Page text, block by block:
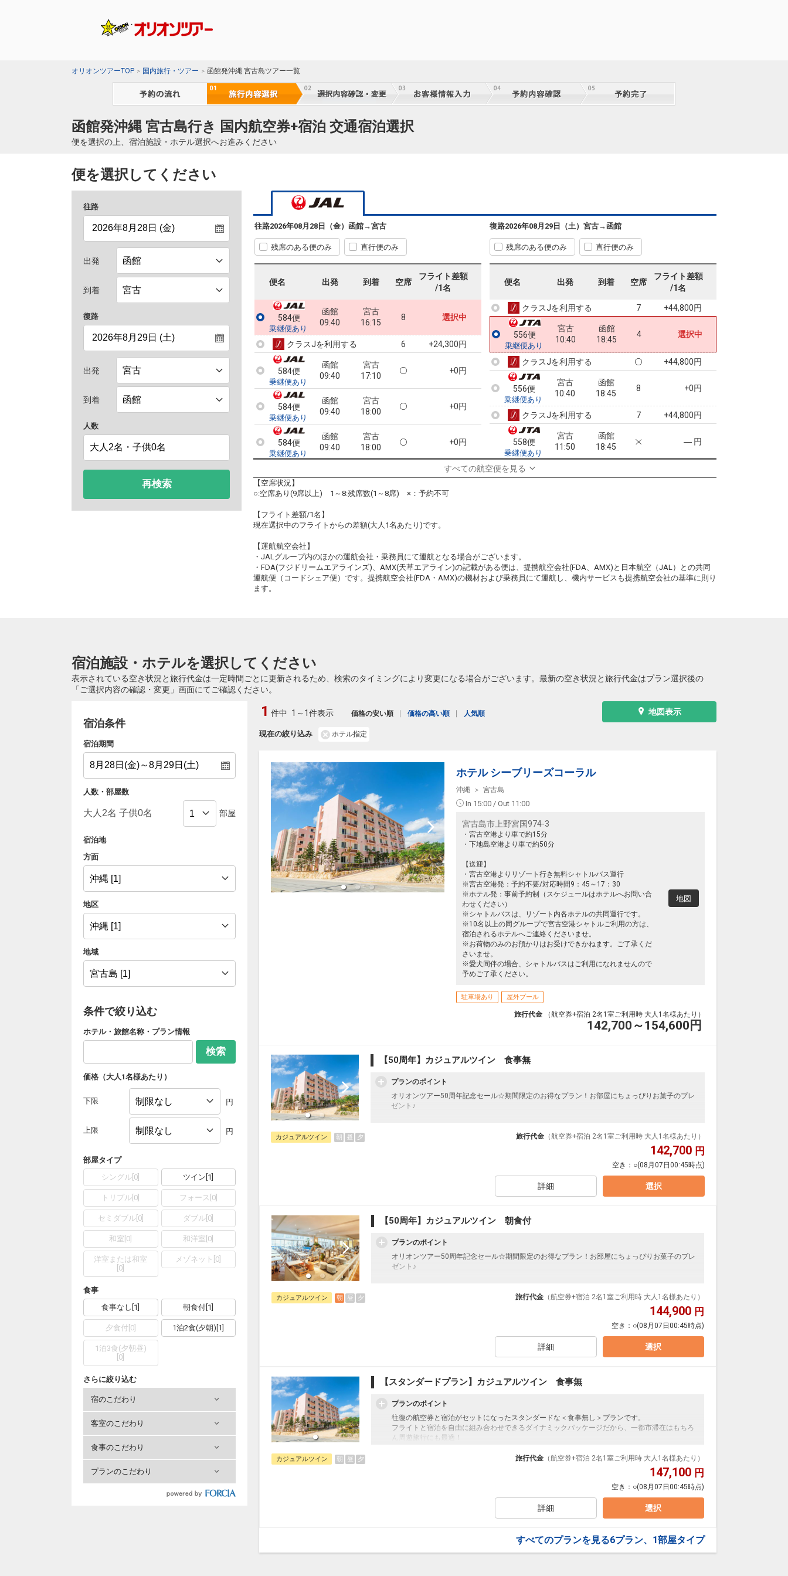
オリオンツアーTOP 国内旅行・ツアー 函館発沖縄 宮古島ツアー一覧
函館発沖縄 宮古島行き 国内航空券+宿泊 交通宿泊選択
便を選択の上、宿泊施設・ホテル選択へお進みください
便を選択してください
往路
出発
到着
復路
出発
到着
人数
再検索
往路2026年08月28日（金） 函館→宮古
残席のある便のみ 直行便のみ
便名 出発 到着 空席
フライト差額
/1名
584便
乗継便あり
函館
09:40
宮古
16:15
8 選択中
クラスJを利用する 6 +24,300円
584便
乗継便あり
函館
09:40
宮古
17:10
+0円
584便
乗継便あり
函館
09:40
宮古
18:00
+0円
584便
乗継便あり
函館
09:40
宮古
18:00
+0円
584便
乗継便あり
+1,100円
584便
乗継便あり
09:40
18:50
クラスJを利用する
復路2026年08月29日（土） 宮古→函館
残席のある便のみ 直行便のみ
便名 出発 到着 空席
フライト差額
/1名
クラスJを利用する 8
552便
乗継便あり
宮古
08:50
函館
18:45
クラスJを利用する 4
556便
10:40
函館
18:45
― 円
クラスJを利用する 7 +44,800円
556便
乗継便あり
宮古
10:40
函館
18:45
4 選択中
クラスJを利用する +44,800円
556便
乗継便あり
宮古
10:40
函館
18:45
8 +0円
クラスJを利用する 7 +44,800円
558便
乗継便あり
宮古
11:50
函館
18:45
― 円
クラスJを利用する
すべての航空便を見る
【空席状況】
○:空席あり(9席以上) 1～8:残席数(1～8席) ×：予約不可
【フライト差額/1名】
現在選択中のフライトからの差額(大人1名あたり)です。
【運航航空会社】
・JALグループ内のほかの運航会社・乗務員にて運航となる場合がございます。
・FDA(フジドリームエアラインズ)、AMX(天草エアライン)の記載がある便は、提携航空会社(FDA、AMX)と日本航空（JAL）との共同
運航便（コードシェア便）です。提携航空会社(FDA・AMX)の機材および乗務員にて運航し、機内サービスも提携航空会社の基準に則り
ます。
宿泊施設・ホテルを選択してください
表示されている空き状況と旅行代金は一定時間ごとに更新されるため、検索のタイミングにより変更になる場合がございます。最新の空き状況と旅行代金はプラン選択後の
「ご選択内容の確認・変更」画面にてご確認ください。
宿泊条件
宿泊期間
人数・部屋数
部屋
宿泊地
方面
地区
地域
条件で絞り込む
ホテル・旅館名称・プラン情報
検索
価格（大人1名様あたり）
下限 円
上限 円
部屋タイプ
シングル 0 ツイン 1
トリプル 0 フォース 0]
セミダブル[ 0] ダブル 0
和室 0 和洋室 0
洋室または和室
0
メゾネット 0
食事
食事なし 1 朝食付 1
夕食付 0] 1泊2食(夕朝) 1
1泊3食(夕朝昼)
0
さらに絞り込む
宿のこだわり
客室のこだわり
食事のこだわり
プランのこだわり
地図表示
現在の絞り込み ホテル指定
1 件中 1～1件表示 価格の安い順 価格の高い順 人気順
ホテル シーブリーズコーラル
沖縄 宮古島
In 15:00 / Out 11:00
宮古島市上野宮国974-3
・宮古空港より車で約15分
・下地島空港より車で約50分
【送迎】
・宮古空港よりリゾート行き無料シャトルバス運行
※宮古空港発：予約不要/対応時間9：45～17：30
※ホテル発：事前予約制（スケジュールはホテルへお問い合
わせください）
※シャトルバスは、リゾート内各ホテルの共同運行です。
※10名以上の同グループで宮古空港シャトルご利用の方は、
宿泊されるホテルへご連絡くださいませ。
※お荷物のみのお預かりはお受けできかねます。ご了承くだ
さいませ。
※愛犬同伴の場合、シャトルバスはご利用になれませんので
予めご了承ください。
地図
駐車場あり 屋外プール
旅行代金 （航空券+宿泊 2名1室ご利用時 大人1名様あたり）
142,700～154,600 円
【50周年】カジュアルツイン 食事無
プランのポイント
オリオンツアー50周年記念セール☆期間限定のお得なプラン！お部屋にちょっぴりお菓子のプレ
ゼント♪
オプションでレンタカーや現地交通・体験プランなどの追加（同時予約）が可能なプランもござ
シギラセブンマイルズリゾートのほぼ中央に位置し、レジャー施設や温泉、レストランやショッ
プなどへのアクセスも抜群。宮古島をアクティブに巡りながら、自由気ままに滞在するトラベラ
カジュアルツイン 朝 昼 夕 旅行代金 （航空券+宿泊 2名1室ご利用時 大人1名様あたり）
142,700 円
空き： ○(08月07日00:45時点)
詳細 選択
【50周年】カジュアルツイン 朝食付
プランのポイント
オリオンツアー50周年記念セール☆期間限定のお得なプラン！お部屋にちょっぴりお菓子のプレ
ゼント♪
オプションでレンタカーや現地交通・体験プランなどの追加（同時予約）が可能なプランもござ
シギラセブンマイルズリゾートのほぼ中央に位置し、レジャー施設や温泉、レストランやショッ
プなどへのアクセスも抜群。宮古島をアクティブに巡りながら、自由気ままに滞在するトラベラ
カジュアルツイン 朝 昼 夕 旅行代金 （航空券+宿泊 2名1室ご利用時 大人1名様あたり）
144,900 円
空き： ○(08月07日00:45時点)
詳細 選択
【スタンダードプラン】カジュアルツイン 食事無
プランのポイント
往復の航空券と宿泊がセットになったスタンダードな＜食事無し＞プランです。
フライトと宿泊を自由に組み合わせできるダイナミックパッケージだから、一都市滞在はもちろ
ん周遊旅行にも最適！
フライトは、安心のJAL（またはJALグループ）確約！フライトマイル50%貯まります。
オプションでレンタカーや現地交通・体験プランなどの追加（同時予約）が可能なプランもござ
シギラセブンマイルズリゾートのほぼ中央に位置し、レジャー施設や温泉、レストランやショッ
プなどへのアクセスも抜群。宮古島をアクティブに巡りながら、自由気ままに滞在するトラベラ
カジュアルツイン 朝 昼 夕 旅行代金 （航空券+宿泊 2名1室ご利用時 大人1名様あたり）
147,100 円
空き： ○(08月07日00:45時点)
詳細 選択
すべてのプランを見る6プラン、1部屋タイプ